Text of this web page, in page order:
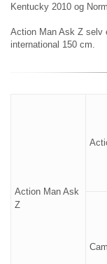
Kentucky 2010 og
Action Man Ask Z selv
international 150 cm.
Action Man Ask
Z